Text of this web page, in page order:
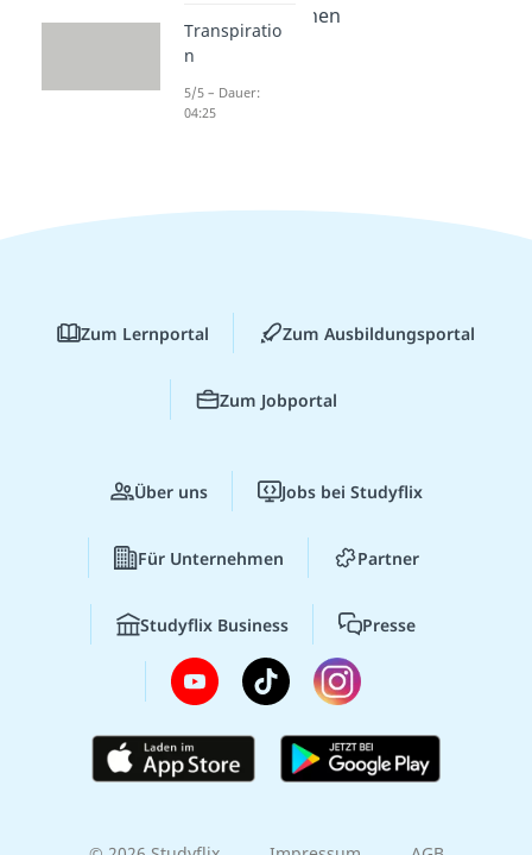
Zapfen und Stäbchen
Dauer: 03:56
Transpiratio
n
5/5 – Dauer:
04:25
Zum Lernportal Zum Ausbildungsportal
Zum Jobportal
Über uns Jobs bei Studyflix
Für Unternehmen Partner
Studyflix Business Presse